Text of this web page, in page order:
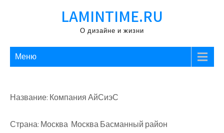
LAMINTIME.RU
О дизайне и жизни
Меню
Название: Компания АйСиэС
Страна: Москва Москва Басманный район